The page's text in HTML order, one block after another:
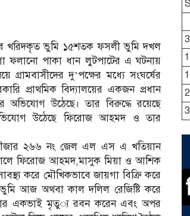
খরিদকৃত ভু‌মি ১৫শতক ফসলী ভু‌মি দখল
ফলা‌নো পাকা ধান লুটপা‌টের এ ঘটনায়
দু’পক্ষের মধ্যে সংঘর্ষের
প্রাথমিক বিদ‌্যাল‌য়ের একজন প্রধান
অ‌ভি‌যোগ উ‌ঠে‌ছে। তার বিরু‌দ্ধে র‌য়ে‌ছে
উঠেছে ফিরোজ আহমদ ও তার
মৌজার ২৬৬ নং জেল এল এস এ খ‌তিয়ান
ফি‌রোজ আহমদ,মাসুক মিয়া ও আ‌শিক
ক‌রে মৌ‌খিকভা‌বে জায়গা বি‌ত্রিু ক‌রে
আজ অথবা কাল দ‌লিল রে‌জি‌ষ্টি ক‌রে
একভাই মৃতু‌্য রবন ক‌রেন এবং অপর
S
3